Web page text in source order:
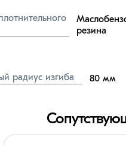
резина
радиус изгиба 80 мм